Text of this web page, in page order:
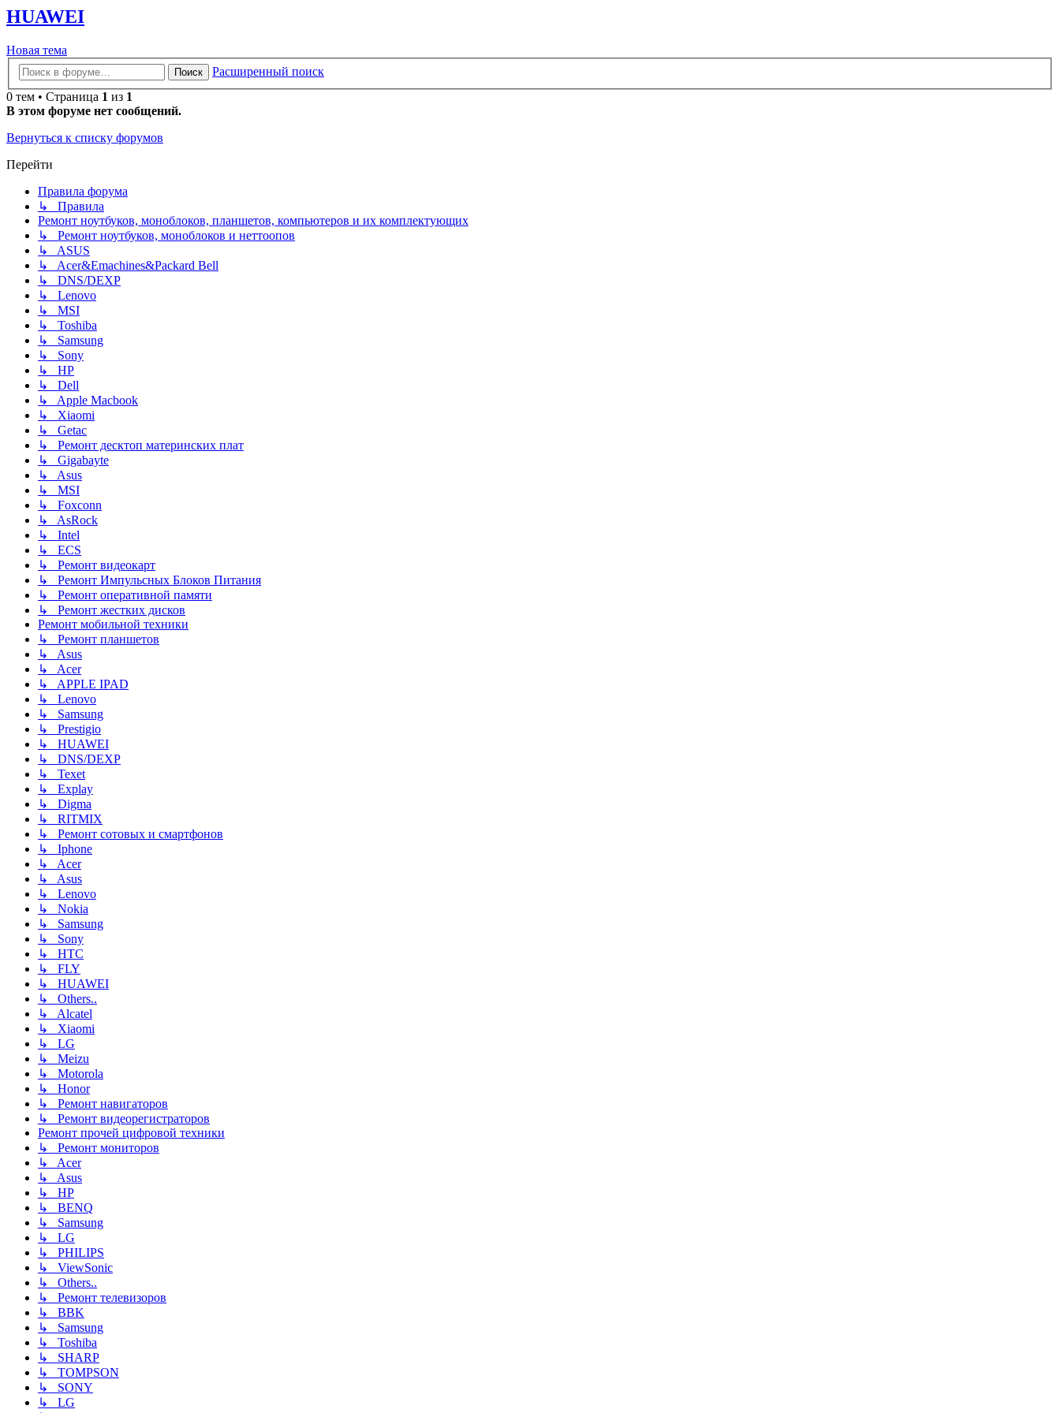
HUAWEI
Новая
тема
Новая тема
Поиск
Расширенный поиск
0 тем • Страница 1 из 1
В этом форуме нет сообщений.
Вернуться к списку форумов
Перейти
Правила форума
↳ Правила
Ремонт ноутбуков, моноблоков, планшетов, компьютеров и их комплектующих
↳ Ремонт ноутбуков, моноблоков и неттоопов
↳ ASUS
↳ Acer&Emachines&Packard Bell
↳ DNS/DEXP
↳ Lenovo
↳ MSI
↳ Toshiba
↳ Samsung
↳ Sony
↳ HP
↳ Dell
↳ Apple Macbook
↳ Xiaomi
↳ Getac
↳ Ремонт десктоп материнских плат
↳ Gigabayte
↳ Asus
↳ MSI
↳ Foxconn
↳ AsRock
↳ Intel
↳ ECS
↳ Ремонт видеокарт
↳ Ремонт Импульсных Блоков Питания
↳ Ремонт оперативной памяти
↳ Ремонт жестких дисков
Ремонт мобильной техники
↳ Ремонт планшетов
↳ Asus
↳ Acer
↳ APPLE IPAD
↳ Lenovo
↳ Samsung
↳ Prestigio
↳ HUAWEI
↳ DNS/DEXP
↳ Texet
↳ Explay
↳ Digma
↳ RITMIX
↳ Ремонт сотовых и смартфонов
↳ Iphone
↳ Acer
↳ Asus
↳ Lenovo
↳ Nokia
↳ Samsung
↳ Sony
↳ HTC
↳ FLY
↳ HUAWEI
↳ Others..
↳ Alcatel
↳ Xiaomi
↳ LG
↳ Meizu
↳ Motorola
↳ Honor
↳ Ремонт навигаторов
↳ Ремонт видеорегистраторов
Ремонт прочей цифровой техники
↳ Ремонт мониторов
↳ Acer
↳ Asus
↳ HP
↳ BENQ
↳ Samsung
↳ LG
↳ PHILIPS
↳ ViewSonic
↳ Others..
↳ Ремонт телевизоров
↳ BBK
↳ Samsung
↳ Toshiba
↳ SHARP
↳ TOMPSON
↳ SONY
↳ LG